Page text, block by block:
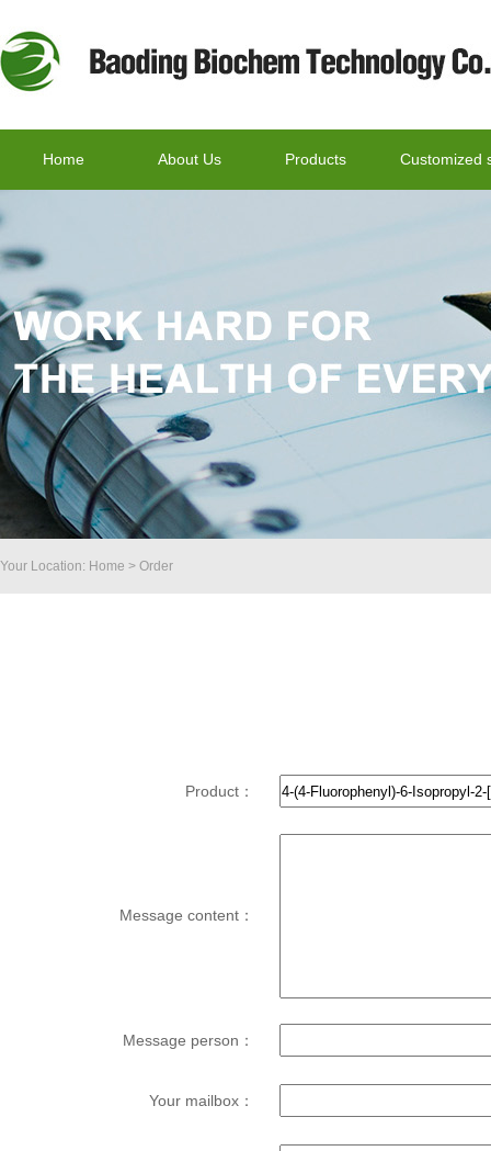
Home About Us Products Customized
Your Location: Home > Order
Product：
Message content：
Message person：
Your mailbox：